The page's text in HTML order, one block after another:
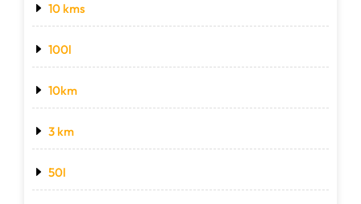
10 kms
100l
10km
3 km
50l